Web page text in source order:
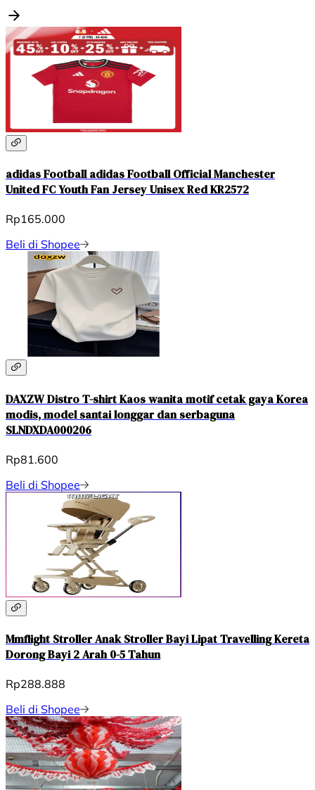
adidas Football adidas Football Official Manchester
United FC Youth Fan Jersey Unisex Red KR2572
Rp165.000
Beli di Shopee
DAXZW Distro T-shirt Kaos wanita motif cetak gaya Korea
modis, model santai longgar dan serbaguna
SLNDXDA000206
Rp81.600
Beli di Shopee
Mmflight Stroller Anak Stroller Bayi Lipat Travelling Kereta
Dorong Bayi 2 Arah 0-5 Tahun
Rp288.888
Beli di Shopee